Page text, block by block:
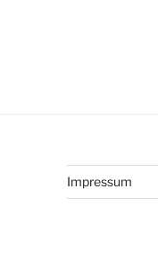
Impressum